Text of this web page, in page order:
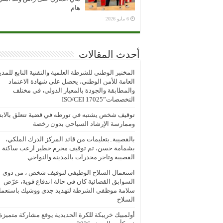
هام
6 مايو 2026
أحدث المقالات
المختبر الوطني للشرطة العلمية والتقنية التابع
العامة للأمن الوطني، يحصل على شهادة الاعتماد
والمطابقة والجودة بالمعيار الدولي، في مختلف
التخصصات”ISO/CEI 17025
توقيف شخص يشتبه في تورطه في قضية تتعلق
وممارسة الإرشاد السياحي بدون رخصة
بالقصيبة..بتعليمات من قائد المركز الدرك الملكي،
بشمامة حسن، تم توقيف مجرم خطير ارعب ساكنة
القصيبة وتاجر مخدرات بالمدينة والنواحي
استعمال السلاح الوظيفي لتوقيف شخص ، من ذوي
السوابق القضائية كان في حالة اندفاع قوية، عرّض
سلامة موظفي الشرطة لتهديد جدي ووشيك
السلاح
أولمبيك خريبكة للكرة الحديدية يوقع مشاركة متميزة